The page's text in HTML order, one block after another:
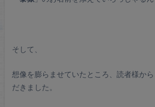
そして、
想像を膨らませていたところ、読者様か
だきました。